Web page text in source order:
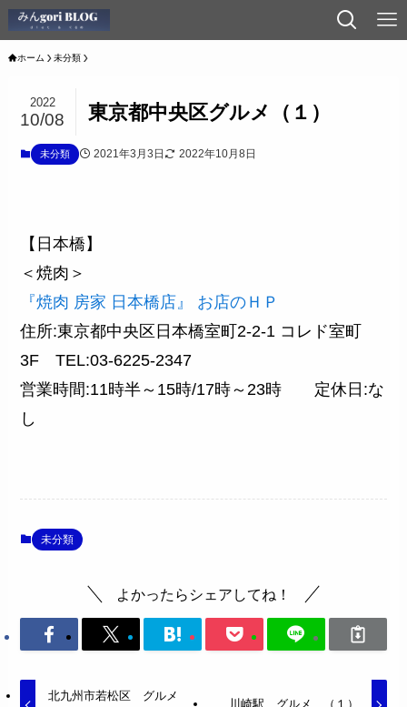
ホーム 未分類
東京都中央区グルメ（１）
2022
10/08
未分類 2021年3月3日 2022年10月8日
【日本橋】
＜焼肉＞
『焼肉 房家 日本橋店』
お店のＨＰ
住所:東京都中央区日本橋室町2-2-1 コレド室町
3F TEL:03-6225-2347
営業時間:11時半～15時/17時～23時 定休日:な
し
未分類
よかったらシェアしてね！
北九州市若松区 グルメ
川崎駅 グルメ （１）